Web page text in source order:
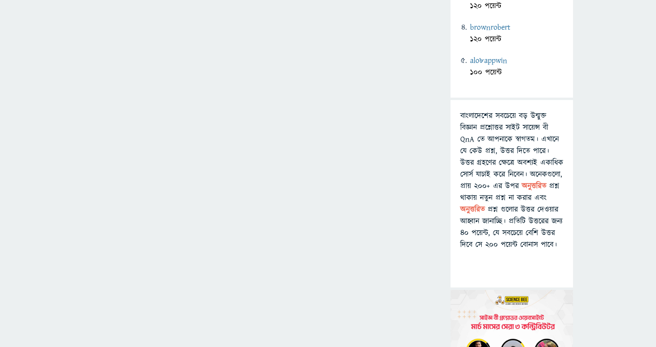
120 পয়েন্ট
brownrobert
120 পয়েন্ট
alo8appwin
100 পয়েন্ট
বাংলাদেশের সবচেয়ে বড় উন্মুক্ত
বিজ্ঞান প্রশ্নোত্তর সাইট সায়েন্স বী
QnA তে আপনাকে স্বাগতম। এখানে
যে কেউ প্রশ্ন, উত্তর দিতে পারে।
উত্তর গ্রহণের ক্ষেত্রে অবশ্যই একাধিক
সোর্স যাচাই করে নিবেন। অনেকগুলো,
প্রায় ২০০+ এর উপরঅনুত্তরিতপ্রশ্ন
থাকায় নতুন প্রশ্ন না করার এবং
অনুত্তরিত প্রশ্ন গুলোর উত্তর দেওয়ার
আহ্বান জানাচ্ছি। প্রতিটি উত্তরের জন্য
৪০ পয়েন্ট, যে সবচেয়ে বেশি উত্তর
দিবে সে ২০০ পয়েন্ট বোনাস পাবে।